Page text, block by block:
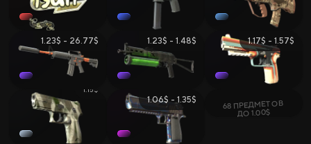
1.23$ - 26.77$ 1.23$ - 1.48$ 1.17$ - 1.57$
1.15$
1.06$ - 1.35$ 68 ПРЕДМЕТОВ
ДО 1.00$